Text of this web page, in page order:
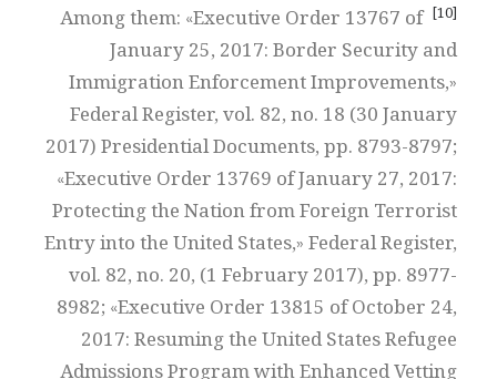
[10]
Among them: «Executive Order 13767 of
January 25, 2017: Border Security and
Immigration Enforcement Improvements,»
Federal Register, vol. 82, no. 18 (30 January
2017) Presidential Documents, pp. 8793-8797;
«Executive Order 13769 of January 27, 2017:
Protecting the Nation from Foreign Terrorist
Entry into the United States,» Federal Register,
vol. 82, no. 20, (1 February 2017), pp. 8977-
8982; «Executive Order 13815 of October 24,
2017: Resuming the United States Refugee